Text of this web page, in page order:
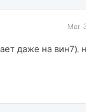
Mar
даже на вин7),